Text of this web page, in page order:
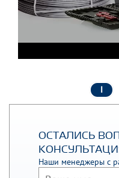
ОСТАЛИСЬ
Наши менеджеры с